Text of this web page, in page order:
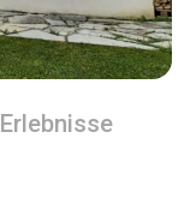
Erlebnisse